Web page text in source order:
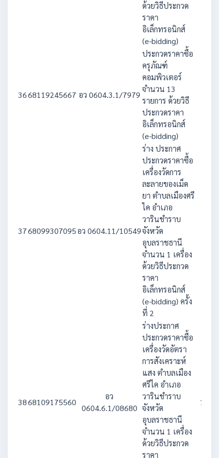
ด้วยวิธีประกวด
ราคา
อิเล็กทรอนิกส์
(e-bidding)
3668119245667 อว 0604.3.1/7979
ประกวดราคาซื้อ
ครุภัณฑ์
คอมพิวเตอร์
จำนวน 13
รายการ ด้วยวิธี
ประกวดราคา
อิเล็กทรอนิกส์
(e-bidding)
3768099307095อว 0604.11/10549
ร่าง ประกาศ
ประกวดราคาซื้อ
เครื่องวัดการ
ละลายของเม็ด
ยา ตำบลเมืองศรี
ไค อำเภอ
วารินชำราบ
จังหวัด
อุบลราชธานี
จำนวน 1 เครื่อง
ด้วยวิธีประกวด
ราคา
อิเล็กทรอนิกส์
(e-bidding) ครั้ง
ที่ 2
3868109175560
อว
0604.6.1/08680
ร่างประกาศ
ประกวดราคาซื้อ
เครื่องวัดอัตรา
การสังเคราะห์
แสง ตำบลเมือง
ศรีไค อำเภอ
วารินชำราบ
จังหวัด
อุบลราชธานี
จำนวน 1 เครื่อง
ด้วยวิธีประกวด
ราคา